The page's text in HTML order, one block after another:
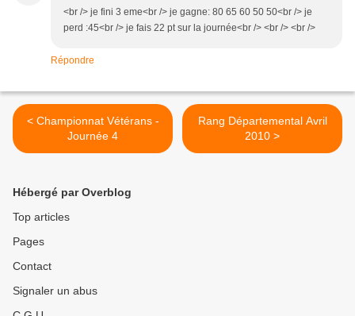
<br /> je fini 3 eme<br /> je gagne: 80 65 60 50 50<br /> je
perd :45<br /> je fais 22 pt sur la journée<br /> <br /> <br />
Répondre
< Championnat Vétérans -
Journée 4
Rang Départemental Avril
2010 >
Hébergé par Overblog
Top articles
Pages
Contact
Signaler un abus